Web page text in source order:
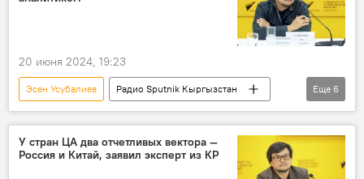
20 июня 2024, 19:23
Эсен Усубалиев
Радио Sputnik Кыргызстан
Запад
Центральная Азия
Политика
контроль
Кыргызстан
Еще 6
У стран ЦА два отчетливых вектора —
Россия и Китай, заявил эксперт из КР